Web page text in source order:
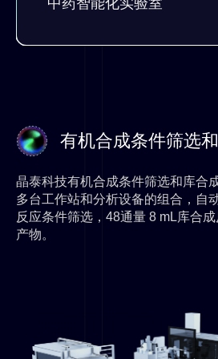
中药智能化实验室
有机合成条件筛选
晶泰科技有机合成条件筛选和库合
多台工作站和分析设备的组合，自
反应条件筛选，48通量 8 mL库合
产物。